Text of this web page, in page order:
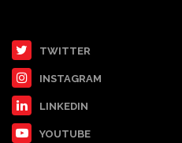
TWITTER
INSTAGRAM
LINKEDIN
YOUTUBE